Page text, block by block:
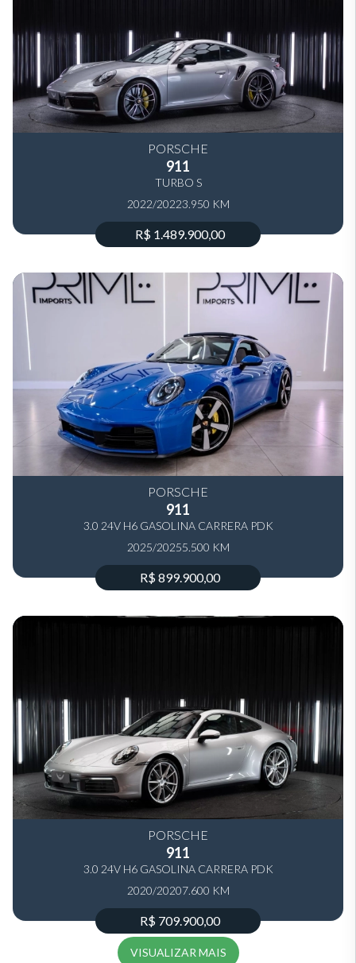
PORSCHE
911
TURBO S
2022/20223.950 KM
R$ 1.489.900,00
PORSCHE
911
3.0 24V H6 GASOLINA CARRERA PDK
2025/20255.500 KM
R$ 899.900,00
PORSCHE
911
3.0 24V H6 GASOLINA CARRERA PDK
2020/20207.600 KM
R$ 709.900,00
VISUALIZAR MAIS